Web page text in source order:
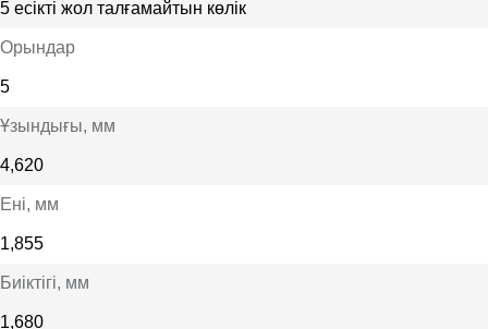
5 есікті жол талғамайтын көлік
Орындар
5
Ұзындығы, мм
4,620
Ені, мм
1,855
Биіктігі, мм
1,680